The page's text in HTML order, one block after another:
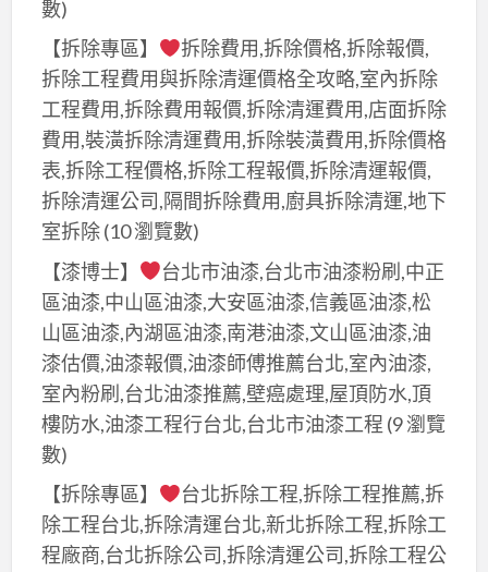
數)
【拆除專區】
拆除費用,拆除價格,拆除報價,
拆除工程費用與拆除清運價格全攻略,室內拆除
工程費用,拆除費用報價,拆除清運費用,店面拆除
費用,裝潢拆除清運費用,拆除裝潢費用,拆除價格
表,拆除工程價格,拆除工程報價,拆除清運報價,
拆除清運公司,隔間拆除費用,廚具拆除清運,地下
室拆除(10 瀏覽數)
【漆博士】
台北市油漆,台北市油漆粉刷,中正
區油漆,中山區油漆,大安區油漆,信義區油漆,松
山區油漆,內湖區油漆,南港油漆,文山區油漆,油
漆估價,油漆報價,油漆師傅推薦台北,室內油漆,
室內粉刷,台北油漆推薦,壁癌處理,屋頂防水,頂
樓防水,油漆工程行台北,台北市油漆工程 (9 瀏覽
數)
【拆除專區】
台北拆除工程,拆除工程推薦,拆
除工程台北,拆除清運台北,新北拆除工程,拆除工
程廠商,台北拆除公司,拆除清運公司,拆除工程公